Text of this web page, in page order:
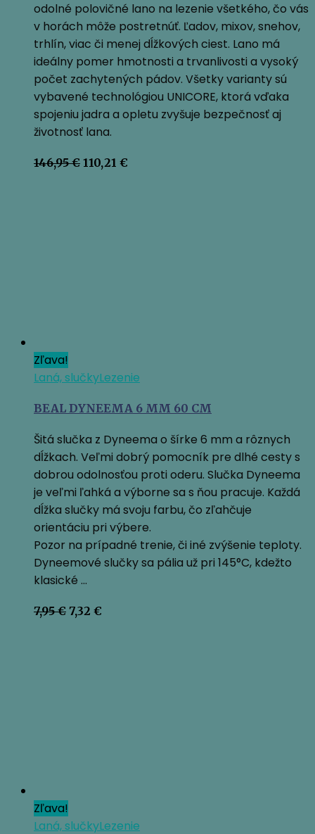
odolné polovičné lano na lezenie všetkého, čo vás
v horách môže postretnúť. Ľadov, mixov, snehov,
trhlín, viac či menej dĺžkových ciest. Lano má
ideálny pomer hmotnosti a trvanlivosti a vysoký
počet zachytených pádov. Všetky varianty sú
vybavené technológiou UNICORE, ktorá vďaka
spojeniu jadra a opletu zvyšuje bezpečnosť aj
životnosť lana.
146,95€ Pôvodná
110,21 €
Zľava!
Laná, slučkyLezenie
BEAL DYNEEMA 6 MM 60 CM
Šitá slučka z Dyneema o šírke 6 mm a rôznych
dĺžkach. Veľmi dobrý pomocník pre dlhé cesty s
dobrou odolnosťou proti oderu. Slučka Dyneema
je veľmi ľahká a výborne sa s ňou pracuje. Každá
dĺžka slučky má svoju farbu, čo zľahčuje
orientáciu pri výbere.
Pozor na prípadné trenie, či iné zvýšenie teploty.
Dyneemové slučky sa pália už pri 145°C, kdežto
klasické …
7,95€ Pôvodná
7,32 €
Zľava!
Laná, slučkyLezenie